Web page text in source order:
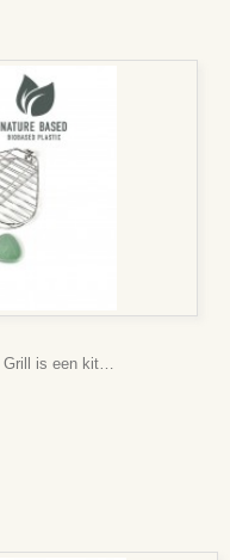
Grill is een kit…